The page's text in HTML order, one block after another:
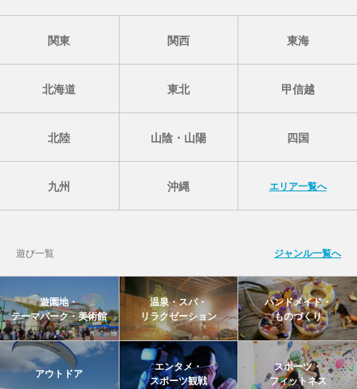
関東 関西 東海
北海道 東北 甲信越
北陸 山陰・山陽 四国
九州 沖縄 エリア一覧へ
遊び一覧 ジャンル一覧へ
遊園地・
テーマパーク・美術館
温泉・スパ・
リラクゼーション
ハンドメイド・
ものづくり
アウトドア
エンタメ・
スポーツ観戦
スポーツ・
フィットネス